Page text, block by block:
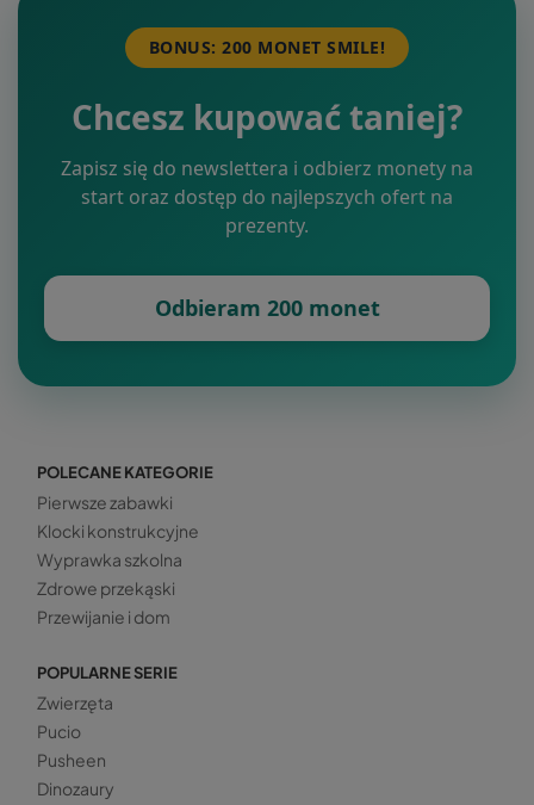
BONUS: 200 MONET SMILE!
Chcesz kupować taniej?
Zapisz się do newslettera i odbierz monety na
start oraz dostęp do najlepszych ofert na
prezenty.
Odbieram 200 monet
POLECANE KATEGORIE
Pierwsze zabawki
Klocki konstrukcyjne
Wyprawka szkolna
Zdrowe przekąski
Przewijanie i dom
POPULARNE SERIE
Zwierzęta
Pucio
Pusheen
Dinozaury